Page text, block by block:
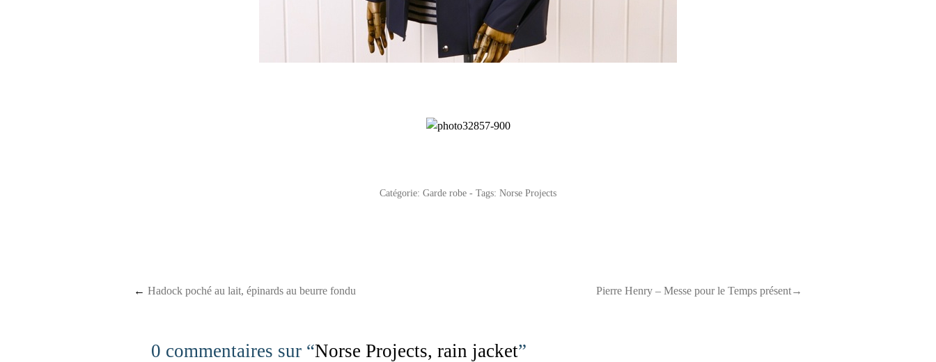
Catégorie: Garde robe - Tags: Norse Projects
Post navigation
← Hadock poché au lait, épinards au beurre fondu Pierre Henry – Messe pour le Temps présent→
0 commentaires sur “Norse Projects, rain jacket”